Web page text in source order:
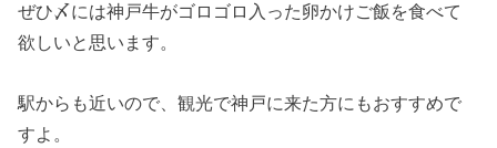
ぜひ〆には神戸牛がゴロゴロ入った卵かけご飯を食べて
欲しいと思います。
駅からも近いので、観光で神戸に来た方にもおすすめで
すよ。